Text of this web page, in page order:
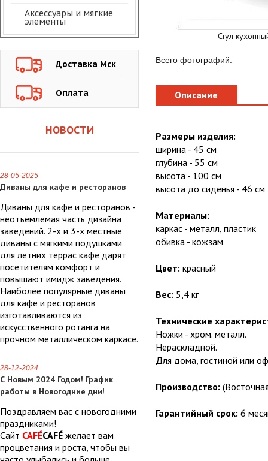
Аксессуары и мягкие
элементы
Доставка Мск
Оплата
НОВОСТИ
28-05-2025
Диваны для кафе и ресторанов
Диваны для кафе и ресторанов -
неотъемлемая часть дизайна
заведений. 2-х и 3-х местные
диваны с мягкими подушками
для летних террас кафе дарят
посетителям комфорт и
повышают имидж заведения.
Наиболее популярные диваны
для кафе и ресторанов
изготавливаются из
искусственного ротанга на
прочном металлическом каркасе.
28-12-2024
С Новым 2024 Годом! График
работы в Новогодние дни!
Поздравляем вас с новогодними
праздниками!
Сайт CAFÉCAFÉ желает вам
процветания и роста, чтобы вы
Стул
Всего фотографий:
Описание
Размеры изделия:
ширина - 45 см
глубина - 55 см
высота - 100 см
высота до сиденья - 46 см
Материалы:
каркас - металл, пластик
обивка - кожзам
Цвет: красный
Вес: 5,4 кг
Технические
Ножки - хром. металл.
Нераскладной.
Для дома, гостиной или
Производство:
Гарантийный срок: 6